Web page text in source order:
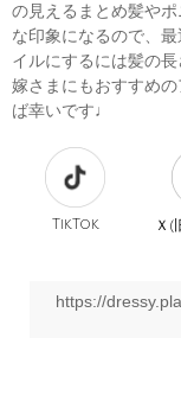
の見えるまとめ髪や
な印象になるので、
イルにするには髪の
嫁さまにもおすすめ
ば幸いです♩
TikTok Ｘ(
https://